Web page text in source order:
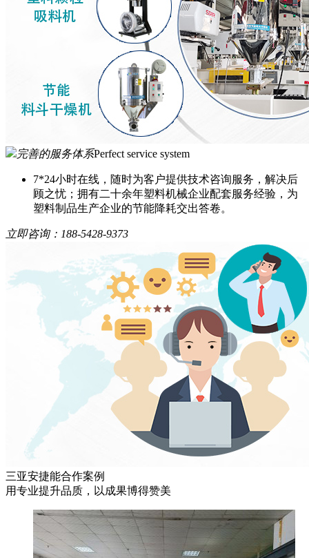
完善的服务体系Perfect service system
7*24小时在线，随时为客户提供技术咨询服务，解决后
顾之忧；拥有二十余年塑料机械企业配套服务经验，为
塑料制品生产企业的节能降耗交出答卷。
立即咨询： 188-5428-9373
三亚安捷能合作案例
用专业提升品质，以成果博得赞美